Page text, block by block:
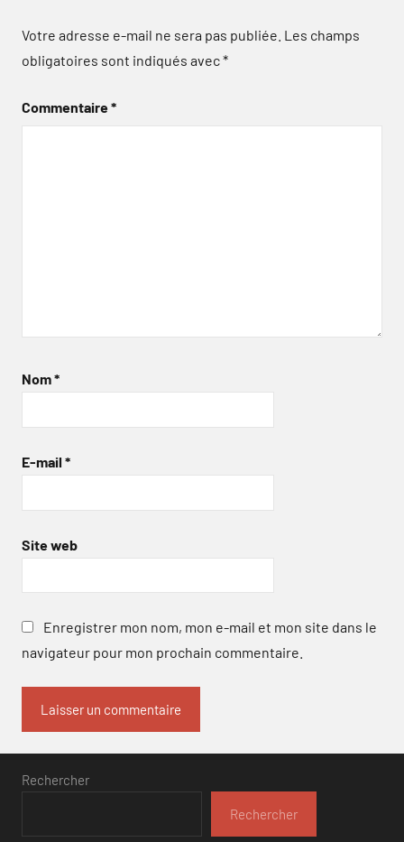
Votre adresse e-mail ne sera pas publiée. Les champs
obligatoires sont indiqués avec*
Commentaire*
Nom*
E-mail *
Site web
Enregistrer mon nom, mon e-mail et mon site dans le
navigateur pour mon prochain commentaire.
Rechercher
Rechercher